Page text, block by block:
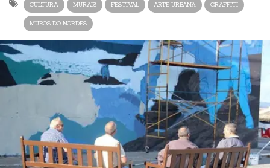
CULTURA MURAIS FESTIVAL ARTE URBANA GRAFFITI
MUROS DO NORDES